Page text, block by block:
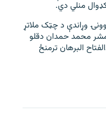
منلي دي.
وړاندې د چټک ملاتړ
مشر محمد حمدان دقلو
البرهان ترمنځ